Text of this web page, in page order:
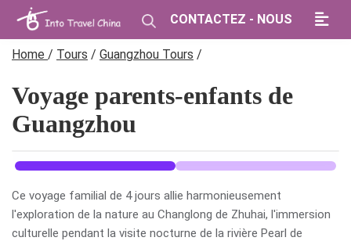
CONTACTEZ - NOUS
Home / Tours / Guangzhou Tours /
Voyage parents-enfants de
Guangzhou
Ce voyage familial de 4 jours allie harmonieusement
l'exploration de la nature au Changlong de Zhuhai, l'immersion
culturelle pendant la visite nocturne de la rivière Pearl de